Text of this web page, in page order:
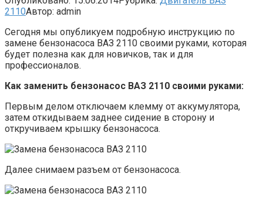
2110Автор: admin
Сегодня мы опубликуем подробную инструкцию по
замене бензонасоса ВАЗ 2110 своими руками, которая
будет полезна как для новичков, так и для
профессионалов.
Как заменить бензонасос ВАЗ 2110 своими руками:
Первым делом отключаем клемму от аккумулятора,
затем откидываем заднее сидение в сторону и
откручиваем крышку бензонасоса.
Далее снимаем разъем от бензонасоса.